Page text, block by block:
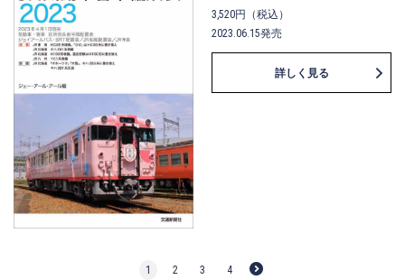
3,520円（税込）
2023.06.15発売
詳しく見る
1 2 3 4